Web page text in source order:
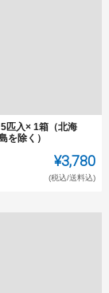
匹入× 1箱（北海
を除く）
¥3,780
(税込/送料込)